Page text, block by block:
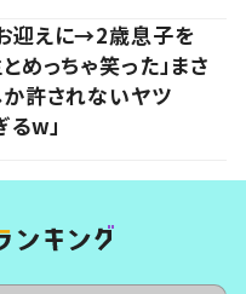
迎えに→2歳息子を
っちゃ笑った」まさ
許されないヤツ
w」